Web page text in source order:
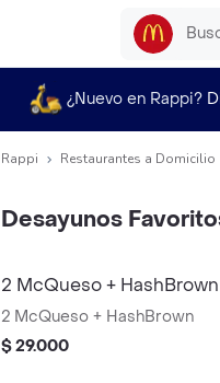
¿Nuevo en Rappi?
Rappi Restaurantes a Domicilio
Desayunos
2 McQueso + HashBrown
2 McQueso + HashBrown
$ 29.000